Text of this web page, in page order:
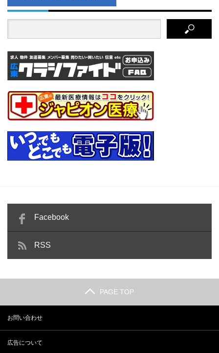
Facebook
RSS
PAGE TOP
お問い合わせ
広告について